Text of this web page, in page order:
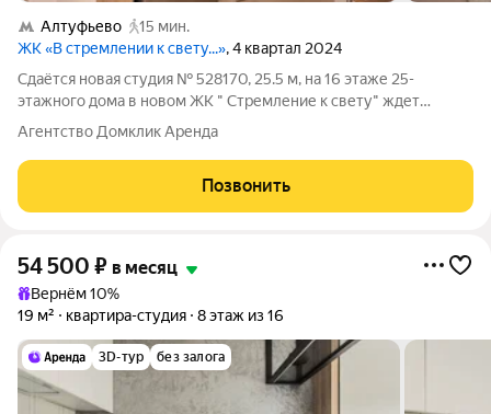
Алтуфьево
15 мин.
ЖК «В стремлении к свету...», 4 квартал 2024
Сдаётся новая студия № 528170, 25.5 м, на 16 этаже 25-
этажного дома в новом ЖК " Стремление к свету" ждет
первых жильцов.. Собственник присутствует на показах.
Коммунальные платежи включены в стоимость. Счетчики
оплачиваются отдельно. По условиям
Агентство Домклик Аренда
Позвонить
54 500 ₽ в месяц
Вернём 10%
19 м²
квартира-студия 8 этаж из 16
3D-тур без залога